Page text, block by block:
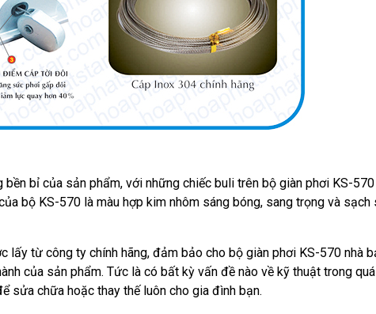
bỉ của sản phẩm, với những chiếc buli trên bộ giàn phơi KS-
bộ KS-570 là màu hợp kim nhôm sáng bóng, sang trọng và sạch
từ công ty chính hãng, đảm bảo cho bộ giàn phơi KS-570 nhà
của sản phẩm. Tức là có bất kỳ vấn đề nào về kỹ thuật trong
sửa chữa hoặc thay thế luôn cho gia đình bạn.